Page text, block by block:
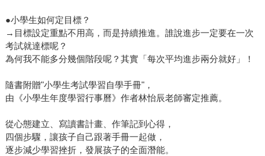
●小學生如何定目標？
→目標設定重點不用高，而是持續推進。誰說進步一定要在一次
考試就達標呢？
為何我不能多分幾個階段呢？其實「每次平均進步兩分就好」！
隨書附贈"小學生考試學習自學手冊"，
由《小學生年度學習行事曆》作者林怡辰老師審定推薦。
從心態建立、寫讀書計畫、作筆記到心得，
四個步驟，讓孩子自己跟著手冊一起做，
逐步減少學習挫折，發展孩子的全面潛能。